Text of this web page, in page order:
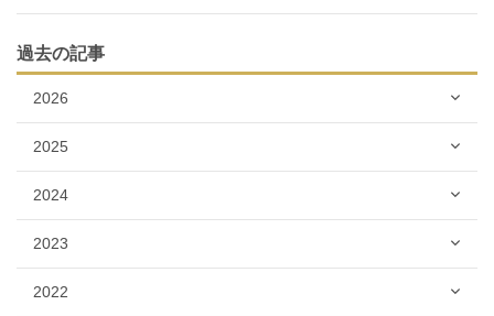
過去の記事
2026
2025
2024
2023
2022